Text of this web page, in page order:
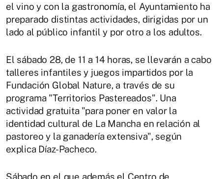
el vino y con la gastronomía, el Ayuntamiento ha
preparado distintas actividades, dirigidas por un
lado al público infantil y por otro a los adultos.
El sábado 28, de 11 a 14 horas, se llevarán a cabo
talleres infantiles y juegos impartidos por la
Fundación Global Nature, a través de su
programa "Territorios Pastereados". Una
actividad gratuita "para poner en valor la
identidad cultural de La Mancha en relación al
pastoreo y la ganadería extensiva", según
explica Díaz-Pacheco.
Sábado en el que además el Centro de